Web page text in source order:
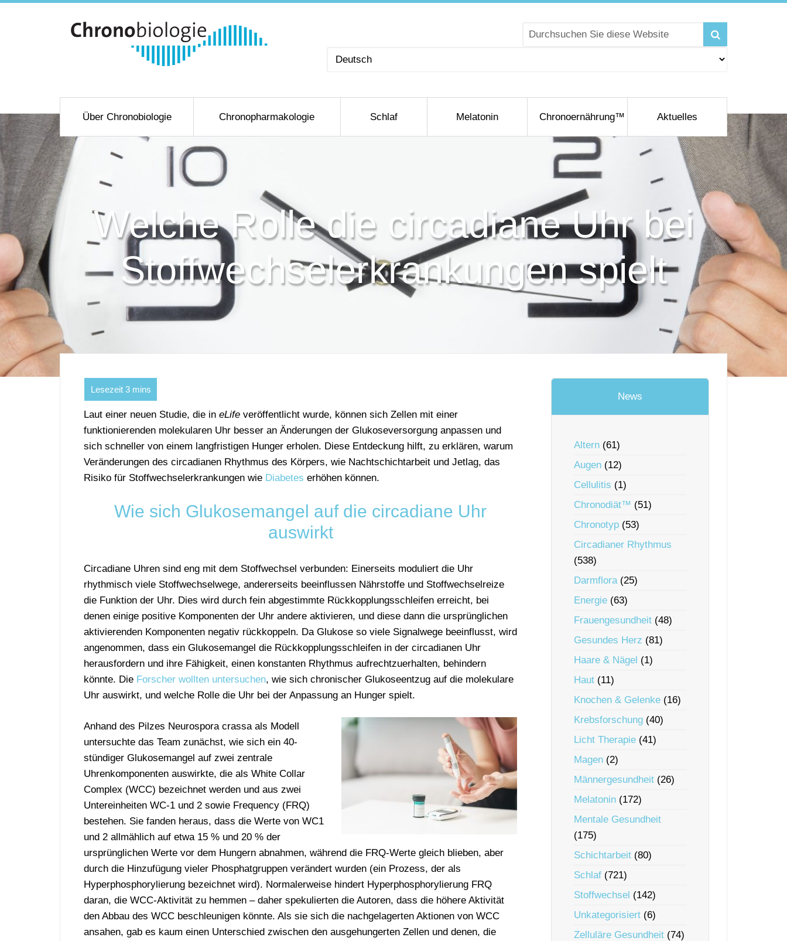
Sprache
Über Chronobiologie Chronopharmakologie Schlaf Melatonin Chronoernährung™ Aktuelles
Welche Rolle die circadiane Uhr bei
Stoffwechselerkrankungen spielt
Laut einer neuen Studie, die in eLife veröffentlicht wurde, können sich Zellen mit einer
funktionierenden molekularen Uhr besser an Änderungen der Glukoseversorgung anpassen und
sich schneller von einem langfristigen Hunger erholen. Diese Entdeckung hilft, zu erklären, warum
Veränderungen des circadianen Rhythmus des Körpers, wie Nachtschichtarbeit und Jetlag, das
Risiko für Stoffwechselerkrankungen wie Diabetes erhöhen können.
Wie sich Glukosemangel auf die circadiane Uhr
auswirkt
Circadiane Uhren sind eng mit dem Stoffwechsel verbunden: Einerseits moduliert die Uhr
rhythmisch viele Stoffwechselwege, andererseits beeinflussen Nährstoffe und Stoffwechselreize
die Funktion der Uhr. Dies wird durch fein abgestimmte Rückkopplungsschleifen erreicht, bei
denen einige positive Komponenten der Uhr andere aktivieren, und diese dann die ursprünglichen
aktivierenden Komponenten negativ rückkoppeln. Da Glukose so viele Signalwege beeinflusst, wird
angenommen, dass ein Glukosemangel die Rückkopplungsschleifen in der circadianen Uhr
herausfordern und ihre Fähigkeit, einen konstanten Rhythmus aufrechtzuerhalten, behindern
könnte. Die Forscher wollten untersuchen, wie sich chronischer Glukoseentzug auf die molekulare
Uhr auswirkt, und welche Rolle die Uhr bei der Anpassung an Hunger spielt.
Anhand des Pilzes Neurospora crassa als Modell
untersuchte das Team zunächst, wie sich ein 40-
stündiger Glukosemangel auf zwei zentrale
Uhrenkomponenten auswirkte, die als White Collar
Complex (WCC) bezeichnet werden und aus zwei
Untereinheiten WC-1 und 2 sowie Frequency (FRQ)
bestehen. Sie fanden heraus, dass die Werte von WC1
und 2 allmählich auf etwa 15 % und 20 % der
ursprünglichen Werte vor dem Hungern abnahmen, während die FRQ-Werte gleich blieben, aber
durch die Hinzufügung vieler Phosphatgruppen verändert wurden (ein Prozess, der als
Hyperphosphorylierung bezeichnet wird). Normalerweise hindert Hyperphosphorylierung FRQ
daran, die WCC-Aktivität zu hemmen – daher spekulierten die Autoren, dass die höhere Aktivität
den Abbau des WCC beschleunigen könnte. Als sie sich die nachgelagerten Aktionen von WCC
ansahen, gab es kaum einen Unterschied zwischen den ausgehungerten Zellen und denen, die
News
Altern (61)
Augen (12)
Cellulitis (1)
Chronodiät™ (51)
Chronotyp (53)
Circadianer Rhythmus
(538)
Darmflora(25)
Energie (63)
Frauengesundheit (48)
Gesundes Herz (81)
Haare & Nägel (1)
Haut (11)
Knochen & Gelenke (16)
Krebsforschung (40)
Licht Therapie (41)
Magen (2)
Männergesundheit (26)
Melatonin (172)
Mentale Gesundheit
(175)
Schichtarbeit (80)
Schlaf (721)
Stoffwechsel (142)
Unkategorisiert (6)
Zelluläre Gesundheit (74)